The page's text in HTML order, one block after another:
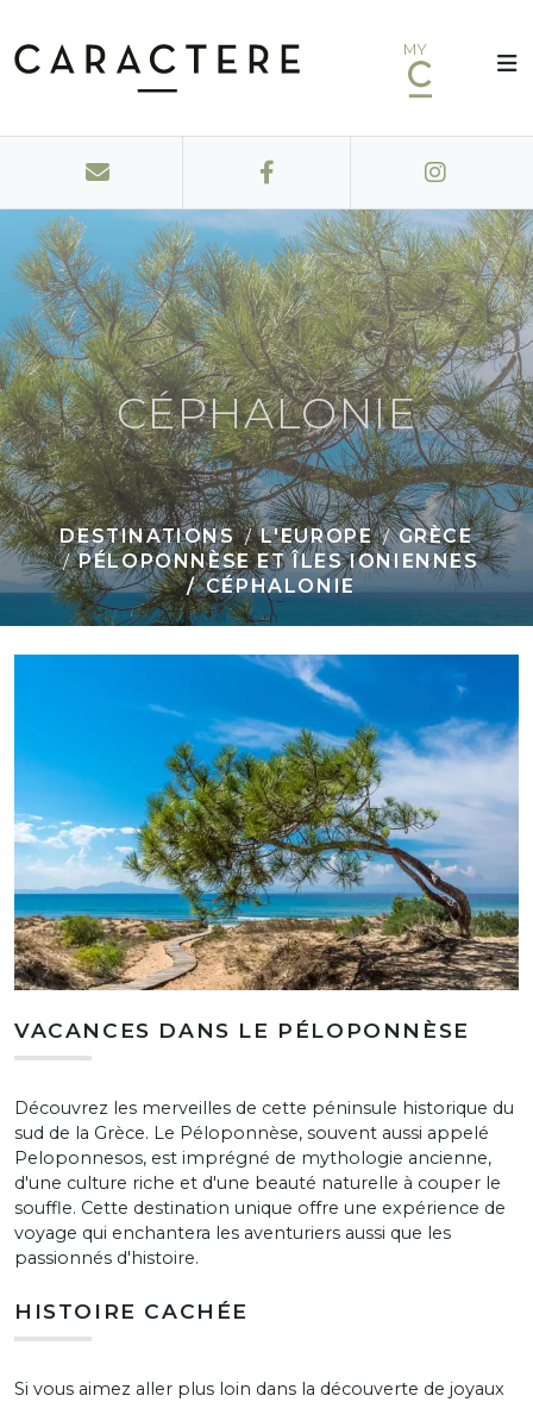
MY
CÉPHALONIE
DESTINATIONS L'EUROPE
GRÈCE
PÉLOPONNÈSE ET ÎLES IONIENNES
CÉPHALONIE
VACANCES DANS LE PÉLOPONNÈSE
Découvrez les merveilles de cette péninsule historique du
sud de la Grèce. Le Péloponnèse, souvent aussi appelé
Peloponnesos, est imprégné de mythologie ancienne,
d'une culture riche et d'une beauté naturelle à couper le
souffle. Cette destination unique offre une expérience de
voyage qui enchantera les aventuriers aussi que les
passionnés d'histoire.
HISTOIRE CACHÉE
Si vous aimez aller plus loin dans la découverte de joyaux